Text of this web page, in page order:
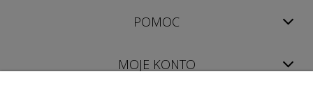
POMOC
MOJE KONTO